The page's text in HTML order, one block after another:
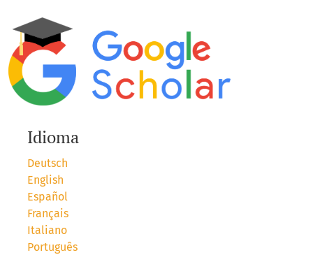
Idioma
Deutsch
English
Español
Français
Italiano
Português